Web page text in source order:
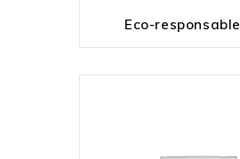
Eco-responsable